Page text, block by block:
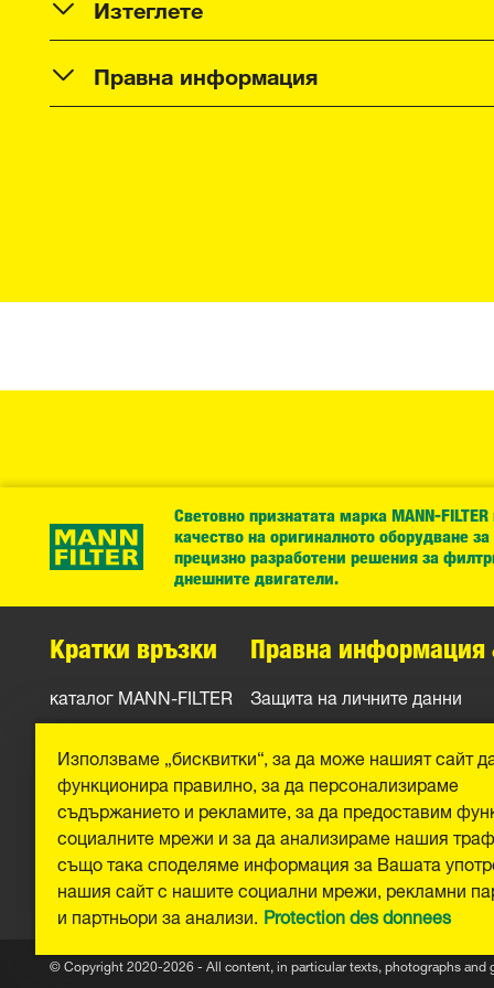
Правна информация
Световно признатата марка MANN-
качество на оригиналното оборудване
прецизно разработени решения за
днешните двигатели.
Кратки връзки
каталог MANN-FILTER
Правна информация
Защита на личните данни
Отпечатък
© Copyright 2020-2026 - All content, in particular texts, photographs and
Използваме „бисквитки“, за да може нашият сайт
функционира правилно, за да персонализираме
съдържанието и рекламите, за да предоставим
социалните мрежи и за да анализираме нашия
също така споделяме информация за Вашата
нашия сайт с нашите социални мрежи, рекламни
и партньори за анализи. Protection des donnees